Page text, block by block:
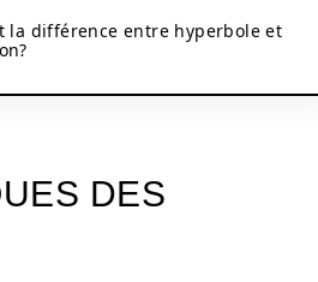
la différence entre hyperbole et
DES